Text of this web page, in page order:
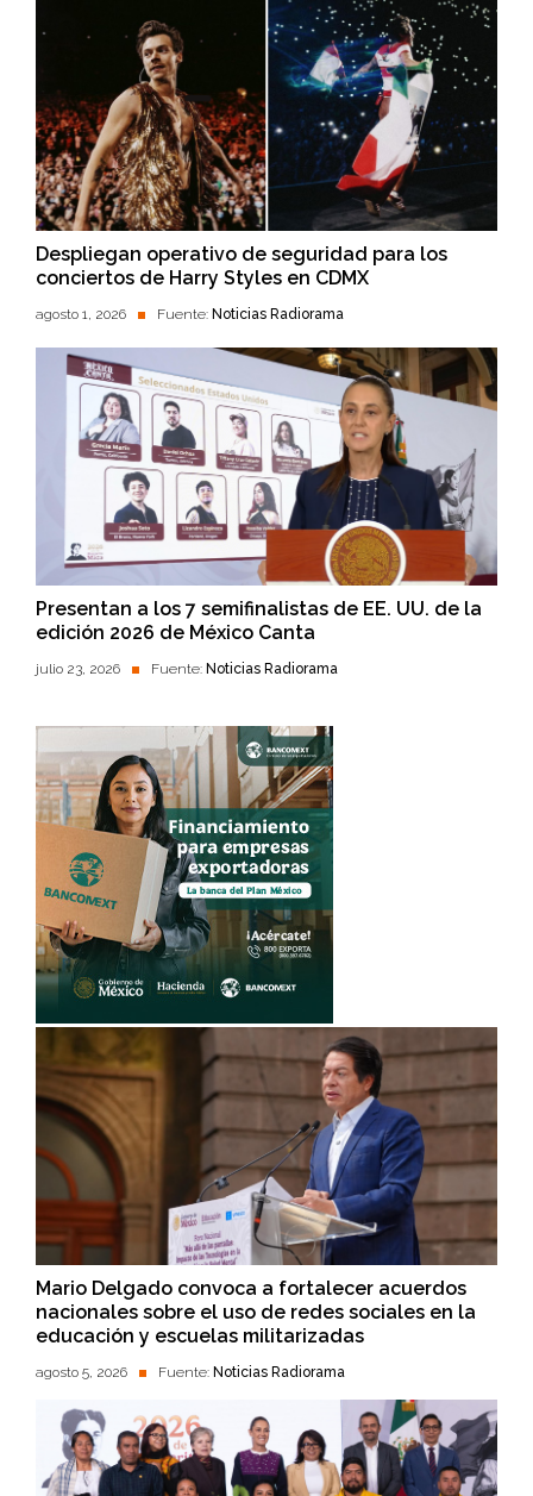
Despliegan operativo de seguridad para los
conciertos de Harry Styles en CDMX
agosto 1, 2026 Fuente: Noticias Radiorama
Presentan a los 7 semifinalistas de EE. UU. de la
edición 2026 de México Canta
julio 23, 2026 Fuente: Noticias Radiorama
Mario Delgado convoca a fortalecer acuerdos
nacionales sobre el uso de redes sociales en la
educación y escuelas militarizadas
agosto 5, 2026 Fuente: Noticias Radiorama